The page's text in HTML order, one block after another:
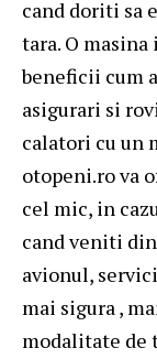
cand doriti sa
tara. O
beneficii cum
asigurari si
calatori cu un
otopeni.ro va
cel mic, in
cand veniti
avionul,
mai sigura ,
modalitate de